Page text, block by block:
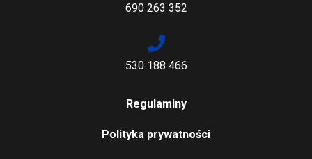
690 263 352
530 188 466
Regulaminy
Polityka prywatności